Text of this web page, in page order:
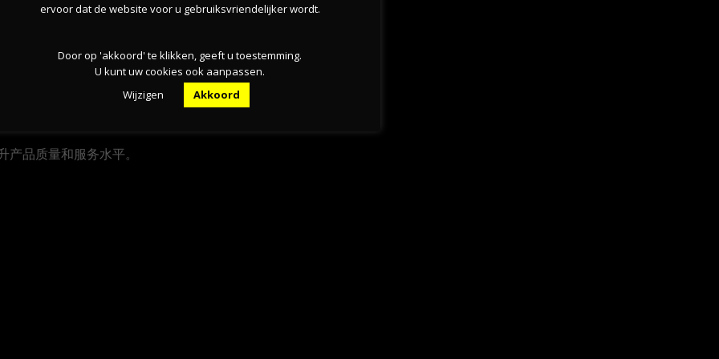
品质量和服务水平。
ervoor dat de website voor u gebruiksvriendelijker wordt.
Door op 'akkoord' te klikken, geeft u toestemming.
U kunt uw cookies ook aanpassen.
Wijzigen
Akkoord